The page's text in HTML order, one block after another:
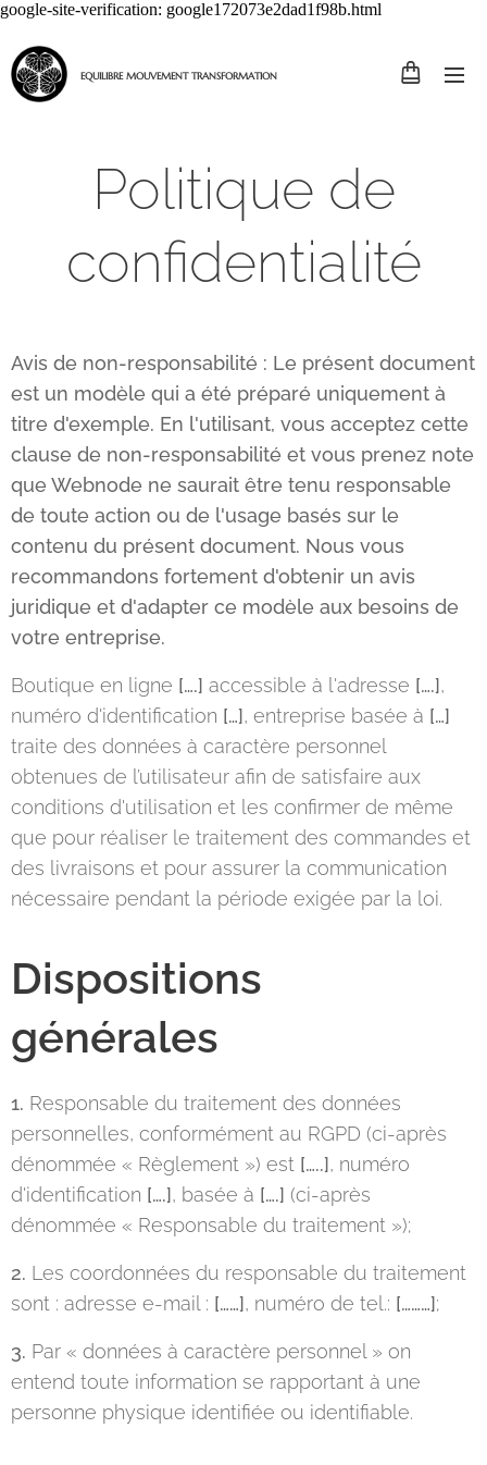
google-site-verification: google172073e2dad1f98b.html
EQUILIBRE MOUVEMENT TRANSFORMATION
Politique de
confidentialité
Avis de non-responsabilité : Le présent document
est un modèle qui a été préparé uniquement à
titre d'exemple. En l'utilisant, vous acceptez cette
clause de non-responsabilité et vous prenez note
que Webnode ne saurait être tenu responsable
de toute action ou de l'usage basés sur le
contenu du présent document. Nous vous
recommandons fortement d'obtenir un avis
juridique et d'adapter ce modèle aux besoins de
votre entreprise.
Boutique en ligne [….] accessible à l'adresse [….],
numéro d'identification […], entreprise basée à […]
traite des données à caractère personnel
obtenues de l’utilisateur afin de satisfaire aux
conditions d'utilisation et les confirmer de même
que pour réaliser le traitement des commandes et
des livraisons et pour assurer la communication
nécessaire pendant la période exigée par la loi.
Dispositions
générales
1. Responsable du traitement des données
personnelles, conformément au RGPD (ci-après
dénommée « Règlement ») est […..], numéro
d'identification [….], basée à [….] (ci-après
dénommée « Responsable du traitement »);
2. Les coordonnées du responsable du traitement
sont : adresse e-mail : [……], numéro de tel.: [………];
3. Par « données à caractère personnel » on
entend toute information se rapportant à une
personne physique identifiée ou identifiable.